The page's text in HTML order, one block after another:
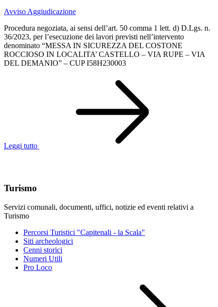
Avviso Aggiudicazione
Procedura negoziata, ai sensi dell’art. 50 comma 1 lett. d) D.Lgs. n.
36/2023, per l’esecuzione dei lavori previsti nell’intervento
denominato “MESSA IN SICUREZZA DEL COSTONE
ROCCIOSO IN LOCALITA’ CASTELLO – VIA RUPE – VIA
DEL DEMANIO” – CUP I58H230003
Leggi tutto
Turismo
Servizi comunali, documenti, uffici, notizie ed eventi relativi a
Turismo
Percorsi Turistici "Capitenali - la Scala"
Siti archeologici
Cenni storici
Numeri Utili
Pro Loco